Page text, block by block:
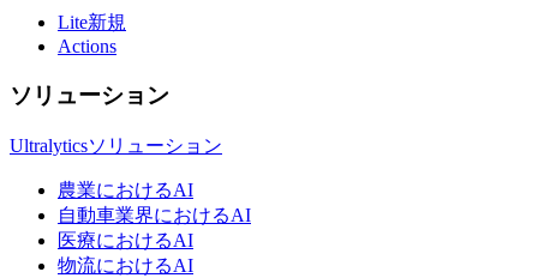
Lite新規
Actions
ソリューション
Ultralyticsソリューション
農業におけるAI
自動車業界におけるAI
医療におけるAI
物流におけるAI